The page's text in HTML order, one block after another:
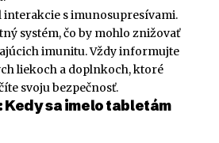
interakcie s imunosupresívami.
systém, čo by mohlo znižovať
imunitu. Vždy informujte
liekoch a doplnkoch, ktoré
svoju bezpečnosť.
sa imelo tabletám